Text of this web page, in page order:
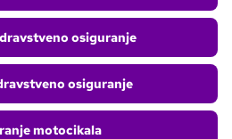
osiguranje
osiguranje
motocikala